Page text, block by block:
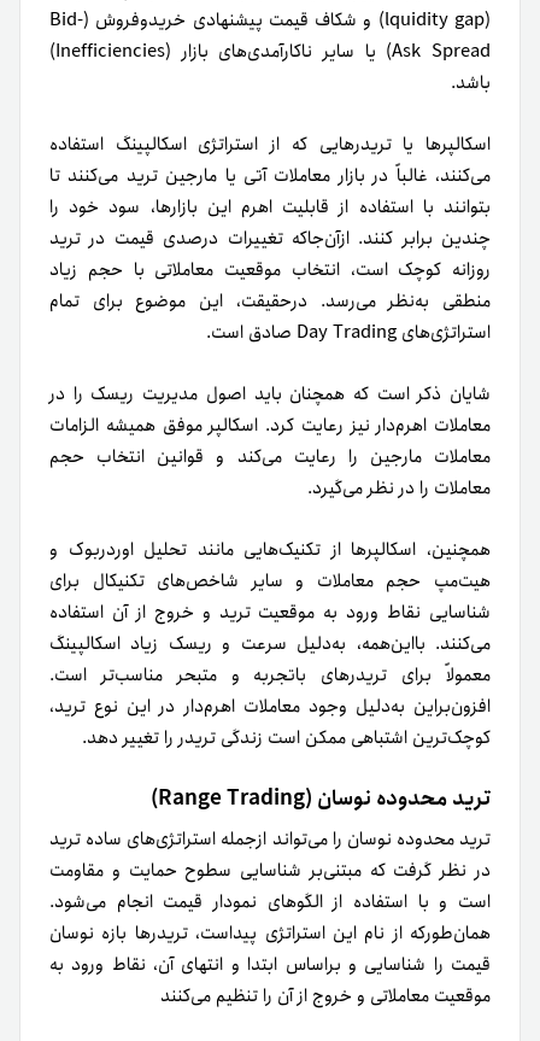
(lquidity gap) و شکاف قیمت پیشنهادی خریدوفروش (Bid-
Ask Spread) یا سایر ناکارآمدی‌های بازار (Inefficiencies)
باشد.
اسکالپرها یا تریدرهایی که از استراتژی اسکالپینگ استفاده
می‌کنند، غالباً در بازار معاملات آتی یا مارجین ترید می‌کنند تا
بتوانند با استفاده از قابلیت اهرم این بازارها، سود خود را
چندین برابر کنند. از‌آن‌جاکه تغییرات درصدی قیمت در ترید
روزانه کوچک است، انتخاب موقعیت معاملاتی با حجم زیاد
منطقی به‌نظر می‌رسد. درحقیقت، این موضوع برای تمام
استراتژی‌های Day Trading صادق است.
شایان ذکر است که همچنان باید اصول مدیریت ریسک را در
معاملات اهرم‌دار نیز رعایت کرد. اسکالپر موفق همیشه الزامات
معاملات مارجین را رعایت می‌کند و قوانین انتخاب حجم
معاملات را در نظر می‌گیرد.
همچنین، اسکالپرها از تکنیک‌هایی مانند تحلیل اوردربوک و
هیت‌مپ حجم معاملات و سایر شاخص‌های تکنیکال برای
شناسایی نقاط ورود به موقعیت ترید و خروج از آن استفاده
می‌کنند. بااین‌همه، به‌دلیل سرعت و ریسک زیاد اسکالپینگ
معمولاً برای تریدرهای باتجربه و متبحر مناسب‌تر است.
افزون‌براین به‌دلیل وجود معاملات اهرم‌دار در این نوع ترید،
کوچک‌ترین اشتباهی ممکن است زندگی تریدر را تغییر دهد.
ترید محدوده نوسان (Range Trading)
ترید محدوده نوسان را می‌تواند ازجمله استراتژی‌های ساده ترید
در نظر گرفت که مبتنی‌بر شناسایی سطوح حمایت و مقاومت
است و با استفاده از الگوهای نمودار قیمت انجام می‌شود.
همان‌طور‌که از نام این استراتژی پیداست، تریدرها بازه نوسان
قیمت را شناسایی و بر‌اساس ابتدا و انتهای آن، نقاط ورود به
موقعیت معاملاتی و خروج از آن را تنظیم می‌کنند